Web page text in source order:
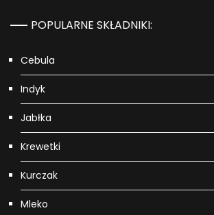
POPULARNE SKŁADNIKI:
Cebula
Indyk
Jabłka
Krewetki
Kurczak
Mleko